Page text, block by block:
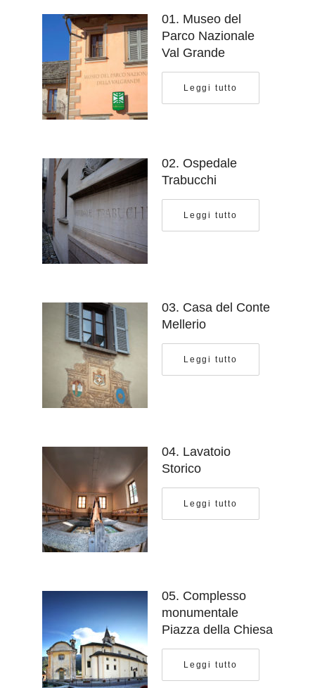
01. Museo del
Parco Nazionale
Val Grande
Leggi tutto
02. Ospedale
Trabucchi
Leggi tutto
03. Casa del Conte
Mellerio
Leggi tutto
04. Lavatoio
Storico
Leggi tutto
05. Complesso
monumentale
Piazza della Chiesa
Leggi tutto